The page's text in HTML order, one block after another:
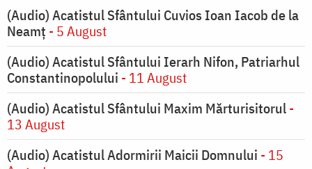
(Audio) Acatistul Sfântului Cuvios Ioan Iacob de la
Neamț - 5 August
(Audio) Acatistul Sfântului Ierarh Nifon, Patriarhul
Constantinopolului - 11 August
(Audio) Acatistul Sfântului Maxim Mărturisitorul-
13 August
(Audio) Acatistul Adormirii Maicii Domnului - 15